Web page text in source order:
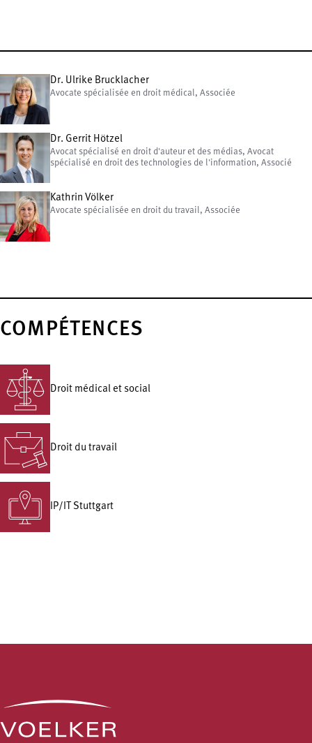
Dr. Ulrike Brucklacher
Avocate spécialisée en droit médical, Associée
Dr. Gerrit Hötzel
Avocat spécialisé en droit d'auteur et des médias, Avocat
spécialisé en droit des technologies de l'information, Associé
Kathrin Völker
Avocate spécialisée en droit du travail, Associée
COMPÉTENCES
Droit médical et social
Droit du travail
IP/IT Stuttgart